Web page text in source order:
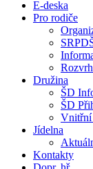
E-deska
Pro rodiče
Družina
ŠD
ŠD
Vnitřní
Jídelna
Kontakty